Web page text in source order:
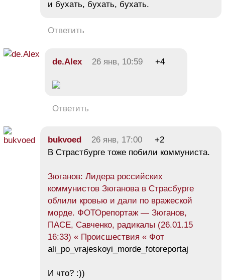
и бухать, бухать, бухать.
Ответить
de.Alex 26 янв, 10:59 +4
Ответить
bukvoed 26 янв, 17:00
+2
В Страстбурге тоже побили коммуниста.
Зюганов: Лидера российских
коммунистов Зюганова в Страсбурге
облили кровью и дали по вражеской
морде. ФОТОрепортаж — Зюганов,
ПАСЕ, Савченко, радикалы (26.01.15
16:33) « Происшествия « Фот
ali_po_vrajeskoyi_morde_fotoreportaj
И что? :))